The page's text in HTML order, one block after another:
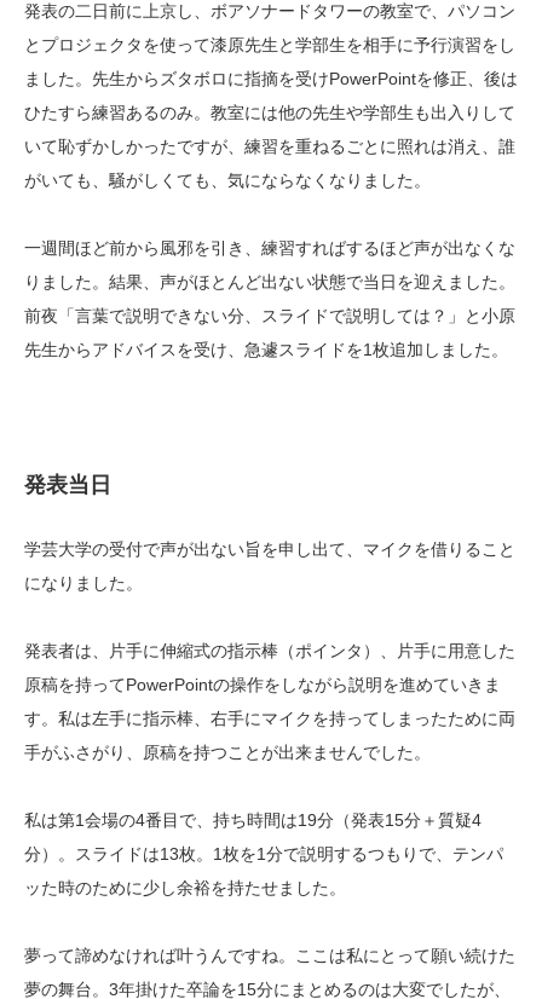
発表の二日前に上京し、ボアソナードタワーの教室で、パソコン
とプロジェクタを使って漆原先生と学部生を相手に予行演習をし
ました。先生からズタボロに指摘を受けPowerPointを修正、後は
ひたすら練習あるのみ。教室には他の先生や学部生も出入りして
いて恥ずかしかったですが、練習を重ねるごとに照れは消え、誰
がいても、騒がしくても、気にならなくなりました。
一週間ほど前から風邪を引き、練習すればするほど声が出なくな
りました。結果、声がほとんど出ない状態で当日を迎えました。
前夜「言葉で説明できない分、スライドで説明しては？」と小原
先生からアドバイスを受け、急遽スライドを1枚追加しました。
発表当日
学芸大学の受付で声が出ない旨を申し出て、マイクを借りること
になりました。
発表者は、片手に伸縮式の指示棒（ポインタ）、片手に用意した
原稿を持ってPowerPointの操作をしながら説明を進めていきま
す。私は左手に指示棒、右手にマイクを持ってしまったために両
手がふさがり、原稿を持つことが出来ませんでした。
私は第1会場の4番目で、持ち時間は19分（発表15分＋質疑4
分）。スライドは13枚。1枚を1分で説明するつもりで、テンパ
ッた時のために少し余裕を持たせました。
夢って諦めなければ叶うんですね。ここは私にとって願い続けた
夢の舞台。3年掛けた卒論を15分にまとめるのは大変でしたが、